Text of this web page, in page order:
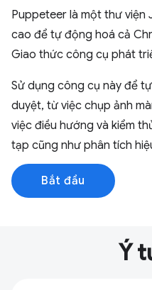
Puppeteer là một thư viện
cao để tự động hoá cả
Giao thức công cụ phát
Sử dụng công cụ này để
duyệt, từ việc chụp ảnh
việc điều hướng và kiểm
tạp cũng như phân tích
Bắt đầu
Ý